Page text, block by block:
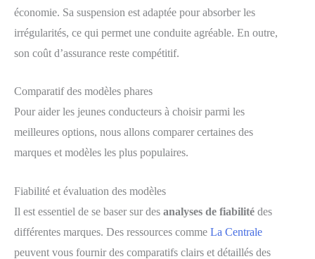
économie. Sa suspension est adaptée pour absorber les
irrégularités, ce qui permet une conduite agréable. En outre,
son coût d’assurance reste compétitif.
Comparatif des modèles phares
Pour aider les jeunes conducteurs à choisir parmi les
meilleures options, nous allons comparer certaines des
marques et modèles les plus populaires.
Fiabilité et évaluation des modèles
Il est essentiel de se baser sur des analyses de fiabilité des
différentes marques. Des ressources comme La Centrale
peuvent vous fournir des comparatifs clairs et détaillés des